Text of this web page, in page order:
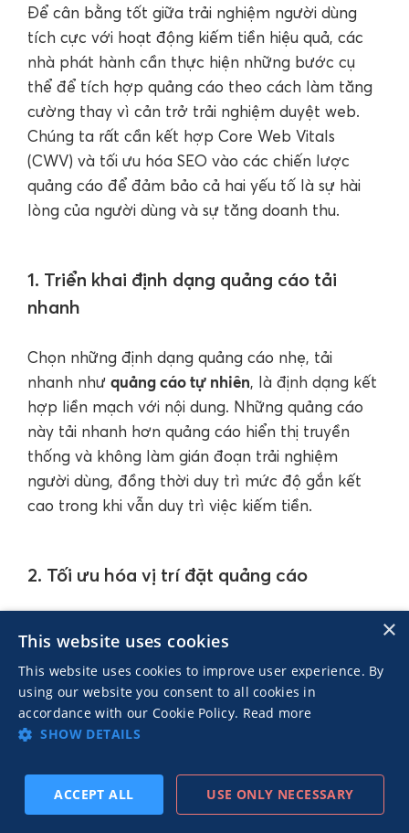
Để cân bằng tốt giữa trải nghiệm người dùng
tích cực với hoạt động kiếm tiền hiệu quả, các
nhà phát hành cần thực hiện những bước cụ
thể để tích hợp quảng cáo theo cách làm tăng
cường thay vì cản trở trải nghiệm duyệt web.
Chúng ta rất cần kết hợp Core Web Vitals
(CWV) và tối ưu hóa SEO vào các chiến lược
quảng cáo để đảm bảo cả hai yếu tố là sự hài
lòng của người dùng và sự tăng doanh thu.
1. Triển khai định dạng quảng cáo tải
nhanh
Chọn những định dạng quảng cáo nhẹ, tải
nhanh như quảng cáo tự nhiên, là định dạng kết
hợp liền mạch với nội dung. Những quảng cáo
này tải nhanh hơn quảng cáo hiển thị truyền
thống và không làm gián đoạn trải nghiệm
người dùng, đồng thời duy trì mức độ gắn kết
cao trong khi vẫn duy trì việc kiếm tiền.
2. Tối ưu hóa vị trí đặt quảng cáo
không cản trở nội dung hoặc gây khó điều
hướng. Ví dụ nhưquảng cáo sticky (cố định)ở
cuối trang hoặcquảng cáo trong bài viết
hiển thị giữa các khối nội dung, có thể kiếm tiền
ngợp.
THEO
×
This website uses cookies
This website uses cookies to improve user experience. By
using our website you consent to all cookies in
accordance with our Cookie Policy. Read more
SHOW DETAILS
ACCEPT ALL USE ONLY NECESSARY